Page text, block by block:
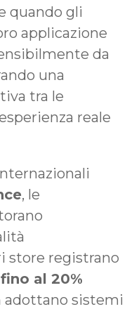
quando gli
applicazione
da
una
tra le
reale
, le
store registrano
al 20%
adottano sistemi